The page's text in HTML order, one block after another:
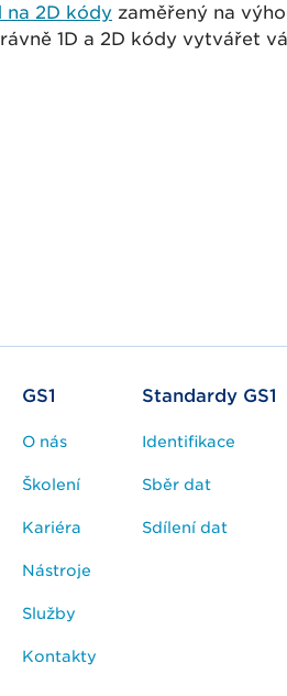
na 2D kódy zaměřený na
1D a 2D kódy vytvářet
GS1
O nás
Školení
Kariéra
Nástroje
Služby
Kontakty
Standardy GS1
Identifikace
Sběr dat
Sdílení dat